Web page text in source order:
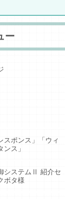
ー
スポンス」「ウィ
ス」
システムⅡ 紹介セ
ボタ様